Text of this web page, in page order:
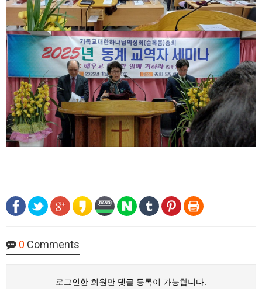
0 Comments
로그인한 회원만 댓글 등록이 가능합니다.